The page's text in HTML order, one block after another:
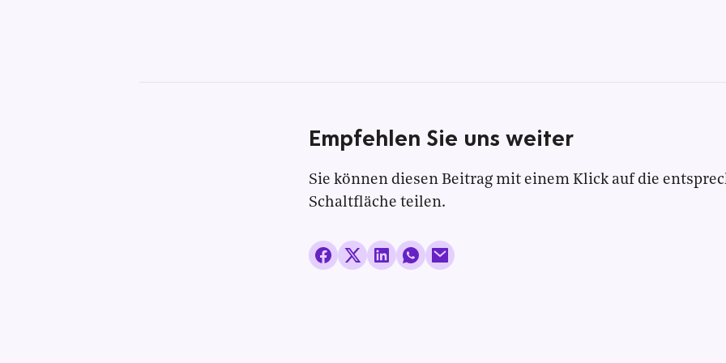
Empfehlen Sie uns weiter
Sie können diesen Beitrag mit einem Klick auf die
Schaltfläche teilen.